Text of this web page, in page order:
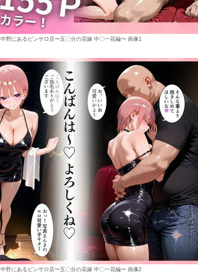
中野にあるピンサロ店〜五〇分の花嫁 中〇一花編〜 画像1
中野にあるピンサロ店〜五〇分の花嫁 中〇一花編〜 画像2